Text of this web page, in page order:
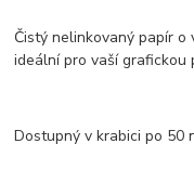
Čistý nelinkovaný papír
ideální pro vaší grafickou
Dostupný v krabici po 50